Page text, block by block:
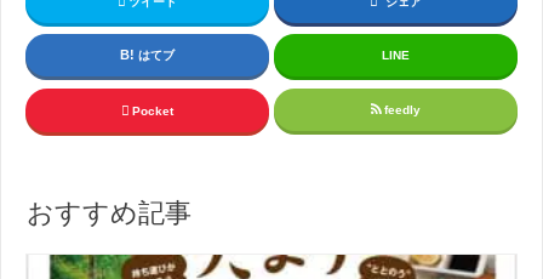
はてブ LINE
Pocket feedly
おすすめ記事